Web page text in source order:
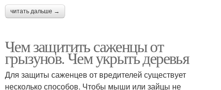
читать дальше →
Чем защитить саженцы от
грызунов. Чем укрыть деревья
Для защиты саженцев от вредителей существует
несколько способов. Чтобы мыши или зайцы не